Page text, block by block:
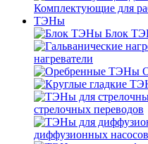
Комплектующие для
ТЭНы
Блок
нагреватели
стрелочных переводов
диффузионных насосов